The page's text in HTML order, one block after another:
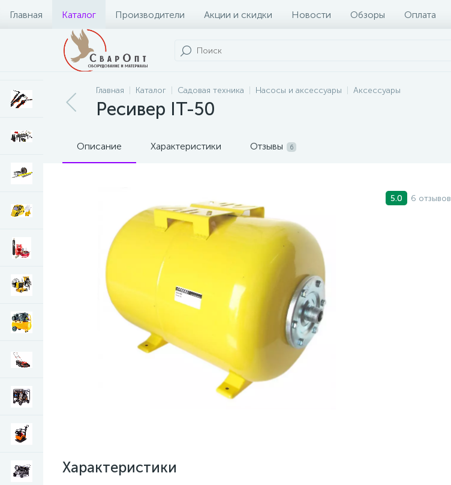
Главная Каталог Производители Акции и скидки Новости Обзоры Оплата
Главная Каталог Садовая техника Насосы и аксессуары Аксессуары
Ресивер IT-50
Описание Характеристики Отзывы 6
5.0 6 отзывов
Характеристики